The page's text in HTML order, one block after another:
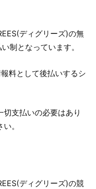
ディグリーズ)の無
制となっています。
料として後払いするシ
支払いの必要はあり
。
ディグリーズ)の競